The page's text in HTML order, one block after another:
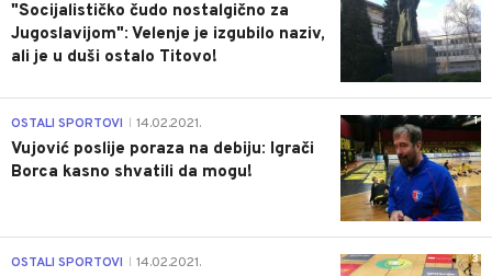
"Socijalističko čudo nostalgično za
Jugoslavijom": Velenje je izgubilo naziv,
ali je u duši ostalo Titovo!
1
OSTALI SPORTOVI 14.02.2021.
Vujović poslije poraza na debiju: Igrači
Borca kasno shvatili da mogu!
3
OSTALI SPORTOVI 14.02.2021.